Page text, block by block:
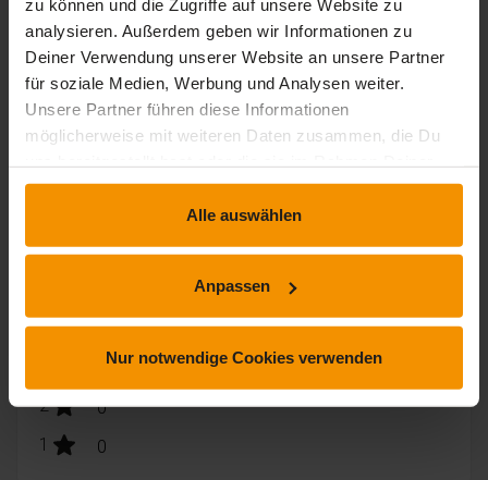
zu können und die Zugriffe auf unsere Website zu
analysieren. Außerdem geben wir Informationen zu
Deiner Verwendung unserer Website an unsere Partner
für soziale Medien, Werbung und Analysen weiter.
Unsere Partner führen diese Informationen
möglicherweise mit weiteren Daten zusammen, die Du
Nutzung der Dienste gesammelt haben.
Alle auswählen
Anpassen
Nur notwendige Cookies verwenden
Durchschnittliche Bewertungen
4,25
16 Bewertungen
4stars: 6
Bewertungen
Bewertungen
2stars: 0
Bewertungen
1 stars: 0
Bewertungen